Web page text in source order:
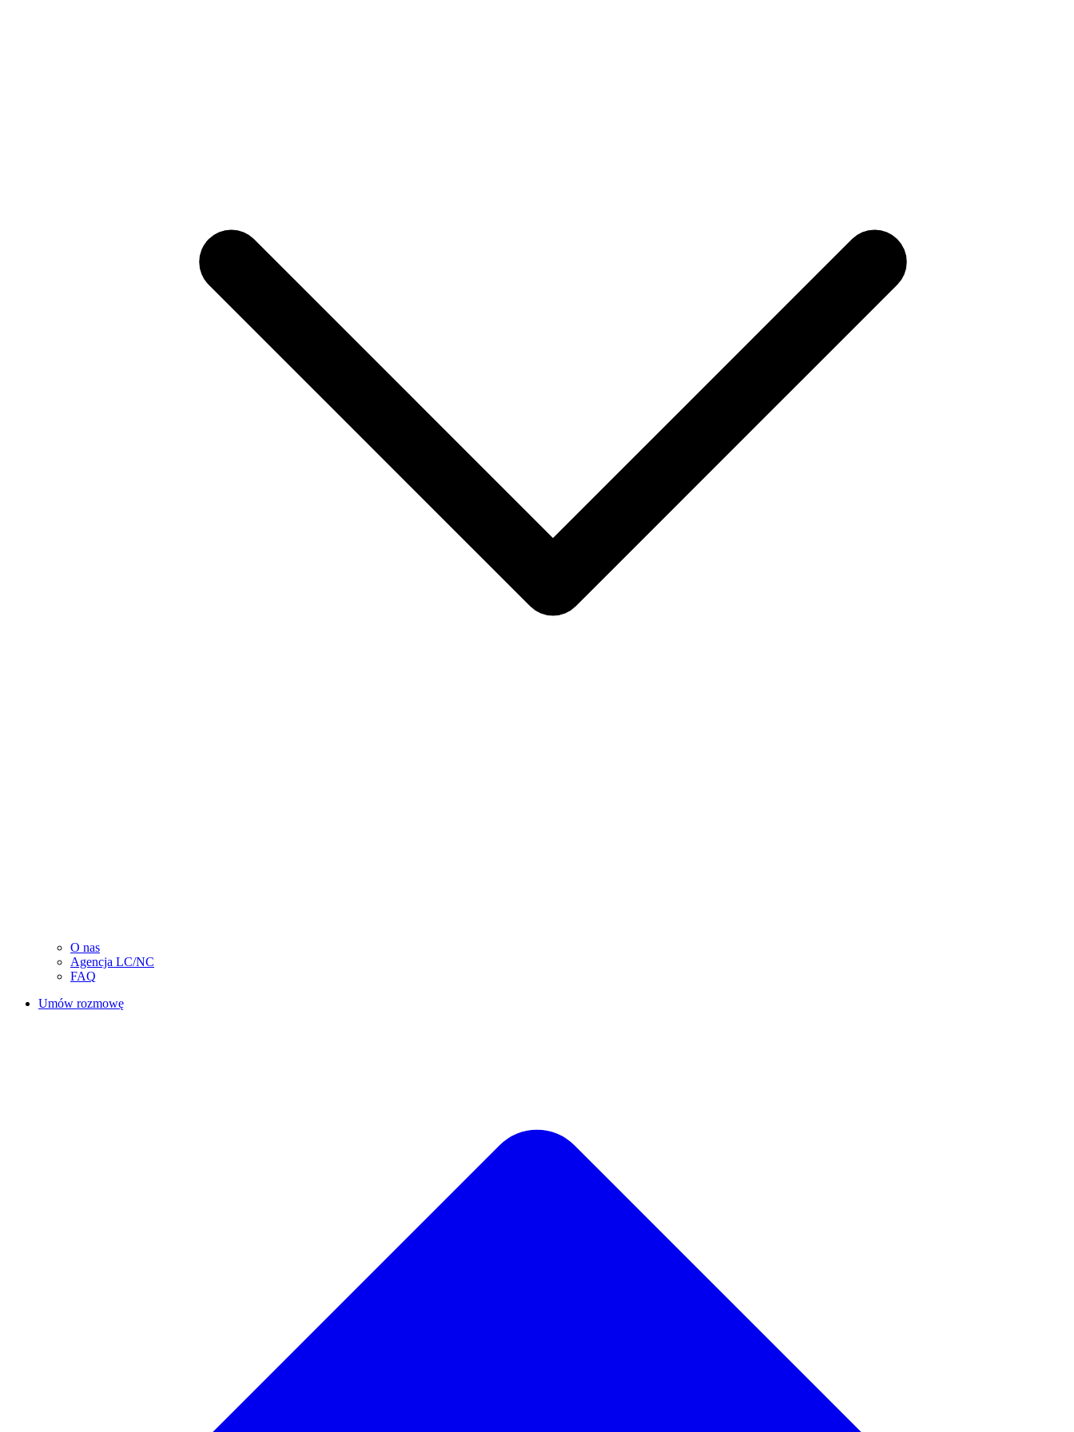
O nas
Agencja LC/NC
FAQ
Umów rozmowę